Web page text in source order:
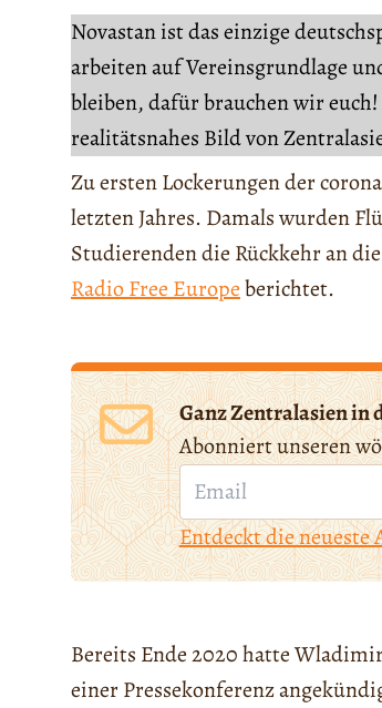
Novastan ist das einzige
arbeiten auf Vereinsgrundlage
bleiben, dafür brauchen wir
realitätsnahes Bild von
Zu ersten Lockerungen der
letzten Jahres. Damals wurden
Studierenden die Rückkehr an
Radio Free Europeberichtet.
Ganz Zentralasien in
Abonniert unseren
Entdeckt die neueste
Bereits Ende 2020 hatte
einer Pressekonferenz